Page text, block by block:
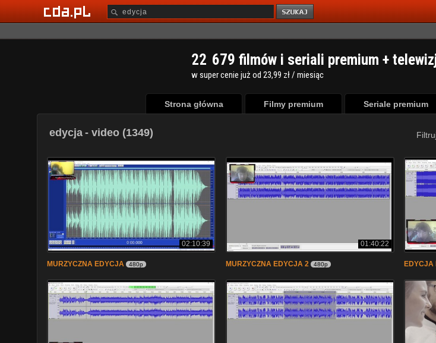
22 679 filmów i seriali premium +
w super cenie już od 23,99 zł / miesiąc
Strona główna Filmy premium Seriale premium
edycja - video (1349)
02:10:39
MURZYCZNA EDYCJA 480p
01:40:22
MURZYCZNA EDYCJA 2 480p EDYCJA